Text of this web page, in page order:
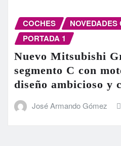
COCHES
NOVEDADES
PORTADA 1
Nuevo Mitsubishi
segmento C con
diseño ambicioso y
José Armando Gómez